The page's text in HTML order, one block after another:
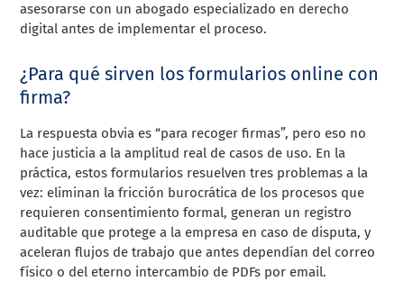
asesorarse con un abogado especializado en derecho
digital antes de implementar el proceso.
¿Para qué sirven los formularios online con
firma?
La respuesta obvia es “para recoger firmas”, pero eso no
hace justicia a la amplitud real de casos de uso. En la
práctica, estos formularios resuelven tres problemas a la
vez: eliminan la fricción burocrática de los procesos que
requieren consentimiento formal, generan un registro
auditable que protege a la empresa en caso de disputa, y
aceleran flujos de trabajo que antes dependían del correo
físico o del eterno intercambio de PDFs por email.